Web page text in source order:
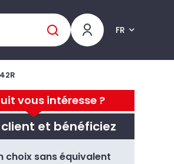
FR
vous intéresse ?
client et bénéficiez
choix sans équivalent